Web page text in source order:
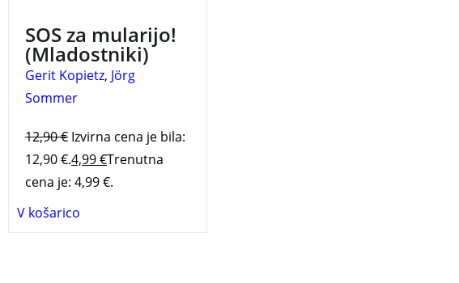
SOS za mularijo!
(Mladostniki)
Gerit Kopietz, Jörg
Sommer
12,90€ Izvirna cena je bila:
12,90 €.4,99€Trenutna
cena je: 4,99 €.
V košarico